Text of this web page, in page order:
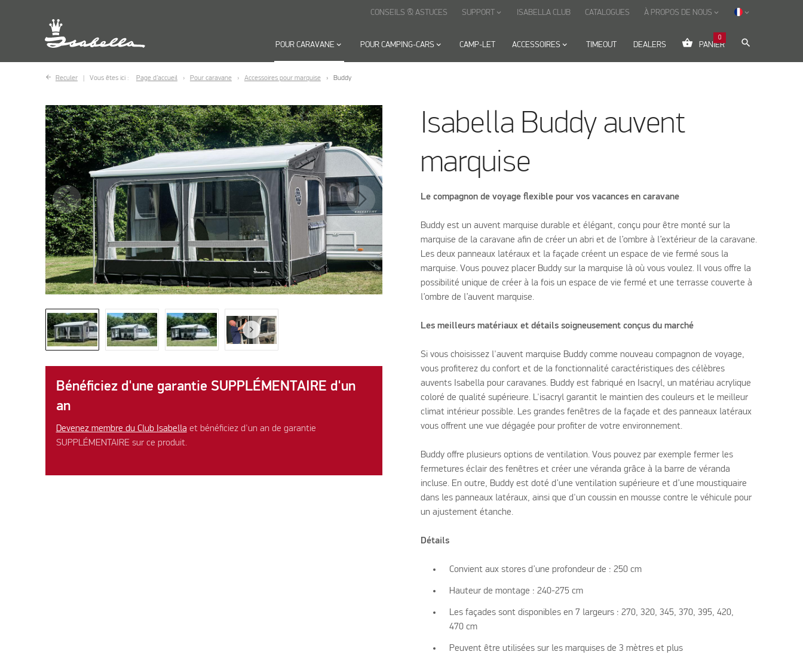
POUR CARAVANE keyboard_arrow_down POUR CAMPING-CARSkeyboard_arrow_down CAMP-LET ACCESSOIRES keyboard_arrow_down TIMEOUT DEALERS shopping_basket PANIER
0
search
CONSEILS & ASTUCES SUPPORT keyboard_arrow_down ISABELLA CLUB CATALOGUES À PROPOS DE NOUS keyboard_arrow_down keyboard_arrow_down
Reculer Vous êtes ici : Page d’accueil Pour caravane Accessoires pour marquise Buddy
Bénéficiez d'une garantie SUPPLÉMENTAIRE d'un
an
Devenez membre du Club Isabella et bénéficiez d'un an de garantie
SUPPLÉMENTAIRE sur ce produit.
Isabella Buddy auvent
marquise
Le compagnon de voyage flexible pour vos vacances en caravane
Buddy est un auvent marquise durable et élégant, conçu pour être monté sur la
marquise de la caravane afin de créer un abri et de l’ombre à l’extérieur de la caravane.
Les deux panneaux latéraux et la façade créent un espace de vie fermé sous la
marquise. Vous pouvez placer Buddy sur la marquise là où vous voulez. Il vous offre la
possibilité unique de créer à la fois un espace de vie fermé et une terrasse couverte à
l’ombre de l’auvent marquise.
Les meilleurs matériaux et détails soigneusement conçus du marché
Si vous choisissez l'auvent marquise Buddy comme nouveau compagnon de voyage,
vous profiterez du confort et de la fonctionnalité caractéristiques des célèbres
auvents Isabella pour caravanes. Buddy est fabriqué en Isacryl, un matériau acrylique
coloré de qualité supérieure. L'isacryl garantit le maintien des couleurs et le meilleur
climat intérieur possible. Les grandes fenêtres de la façade et des panneaux latéraux
vous offrent une vue dégagée pour profiter de votre environnement.
Buddy offre plusieurs options de ventilation. Vous pouvez par exemple fermer les
fermetures éclair des fenêtres et créer une véranda grâce à la barre de véranda
incluse. En outre, Buddy est doté d’une ventilation supérieure et d’une moustiquaire
dans les panneaux latéraux, ainsi que d'un coussin en mousse contre le véhicule pour
un ajustement étanche.
Détails
Convient aux stores d’une profondeur de : 250 cm
Hauteur de montage : 240-275 cm
Les façades sont disponibles en 7 largeurs : 270, 320, 345, 370, 395, 420,
470 cm
Peuvent être utilisées sur les marquises de 3 mètres et plus